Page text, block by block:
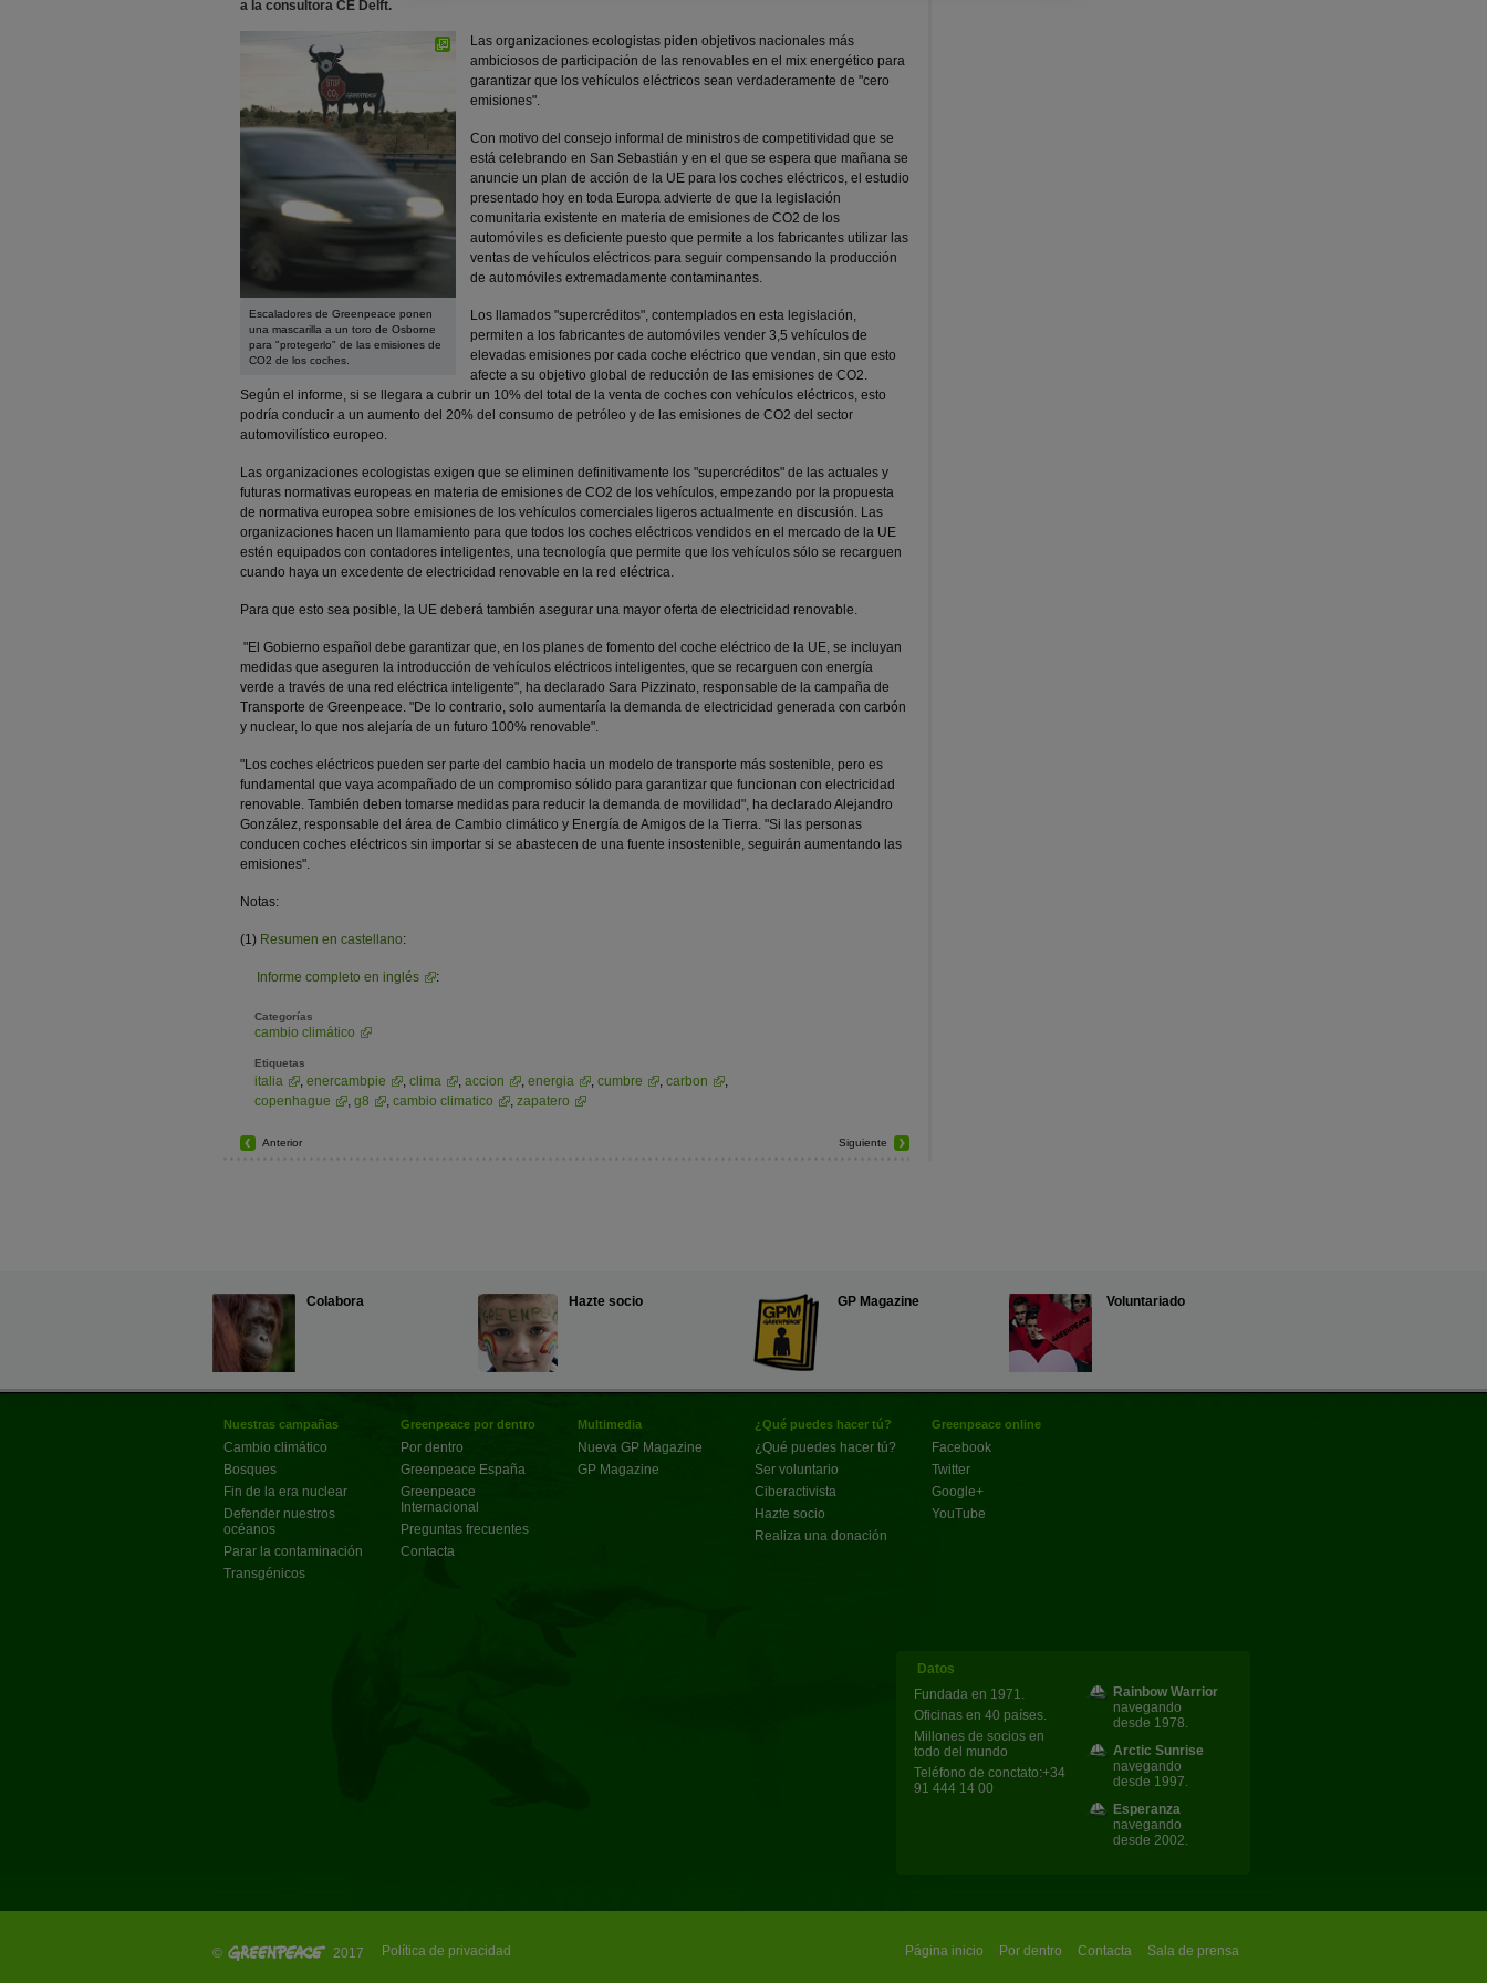
a la consultora CE Delft.
Escaladores de Greenpeace ponen
una mascarilla a un toro de Osborne
para "protegerlo" de las emisiones de
CO2 de los coches.
Las organizaciones ecologistas piden objetivos nacionales más
ambiciosos de participación de las renovables en el mix energético para
garantizar que los vehículos eléctricos sean verdaderamente de "cero
emisiones".
Con motivo del consejo informal de ministros de competitividad que se
está celebrando en San Sebastián y en el que se espera que mañana se
anuncie un plan de acción de la UE para los coches eléctricos, el estudio
presentado hoy en toda Europa advierte de que la legislación
comunitaria existente en materia de emisiones de CO2 de los
automóviles es deficiente puesto que permite a los fabricantes utilizar las
ventas de vehículos eléctricos para seguir compensando la producción
de automóviles extremadamente contaminantes.
Los llamados "supercréditos", contemplados en esta legislación,
permiten a los fabricantes de automóviles vender 3,5 vehículos de
elevadas emisiones por cada coche eléctrico que vendan, sin que esto
afecte a su objetivo global de reducción de las emisiones de CO2.
Según el informe, si se llegara a cubrir un 10% del total de la venta de coches con vehículos eléctricos, esto
podría conducir a un aumento del 20% del consumo de petróleo y de las emisiones de CO2 del sector
automovilístico europeo.
Las organizaciones ecologistas exigen que se eliminen definitivamente los "supercréditos" de las actuales y
futuras normativas europeas en materia de emisiones de CO2 de los vehículos, empezando por la propuesta
de normativa europea sobre emisiones de los vehículos comerciales ligeros actualmente en discusión. Las
organizaciones hacen un llamamiento para que todos los coches eléctricos vendidos en el mercado de la UE
estén equipados con contadores inteligentes, una tecnología que permite que los vehículos sólo se recarguen
cuando haya un excedente de electricidad renovable en la red eléctrica.
Para que esto sea posible, la UE deberá también asegurar una mayor oferta de electricidad renovable.
"El Gobierno español debe garantizar que, en los planes de fomento del coche eléctrico de la UE, se incluyan
medidas que aseguren la introducción de vehículos eléctricos inteligentes, que se recarguen con energía
verde a través de una red eléctrica inteligente", ha declarado Sara Pizzinato, responsable de la campaña de
Transporte de Greenpeace. "De lo contrario, solo aumentaría la demanda de electricidad generada con carbón
y nuclear, lo que nos alejaría de un futuro 100% renovable".
"Los coches eléctricos pueden ser parte del cambio hacia un modelo de transporte más sostenible, pero es
fundamental que vaya acompañado de un compromiso sólido para garantizar que funcionan con electricidad
renovable. También deben tomarse medidas para reducir la demanda de movilidad", ha declarado Alejandro
González, responsable del área de Cambio climático y Energía de Amigos de la Tierra. "Si las personas
conducen coches eléctricos sin importar si se abastecen de una fuente insostenible, seguirán aumentando las
emisiones".
Notas:
(1) Resumen en castellano:
Informe completo en inglés :
Categorías
cambio climático
Etiquetas
italia , enercambpie , clima , accion , energia , cumbre , carbon
,
copenhague
, g8 , cambio climatico , zapatero
Siguiente
Anterior
Colabora Hazte socio GP Magazine Voluntariado
Nuestras campañas
Cambio climático
Bosques
Fin de la era nuclear
Defender nuestros
océanos
Parar la contaminación
Transgénicos
Greenpeace por dentro
Por dentro
Greenpeace España
Greenpeace
Internacional
Preguntas frecuentes
Contacta
Multimedia
Nueva GP Magazine
GP Magazine
¿Qué puedes hacer tú?
¿Qué puedes hacer tú?
Ser voluntario
Ciberactivista
Hazte socio
Realiza una donación
Greenpeace online
Facebook
Twitter
Google+
YouTube
Datos
Fundada en 1971.
Oficinas en 40 países.
Millones de socios en
todo del mundo
Teléfono de conctato:+34
91 444 14 00
Rainbow Warrior
navegando
desde 1978.
Arctic Sunrise
navegando
desde 1997.
Esperanza
navegando
desde 2002.
© 2017 Política de privacidad Página inicio Por dentro Contacta Sala de prensa